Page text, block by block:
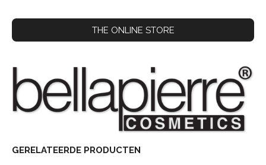
THE ONLINE STORE
GERELATEERDE PRODUCTEN